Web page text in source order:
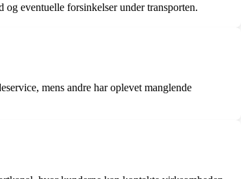
eventuelle forsinkelser under transporten.
mens andre har oplevet manglende